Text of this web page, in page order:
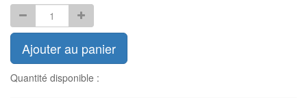
Ajouter au panier
Quantité disponible :